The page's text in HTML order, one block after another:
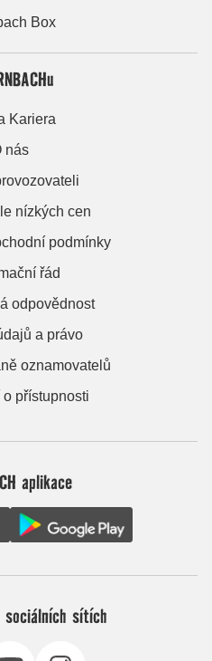
Box
Kariera
nás
nízkých cen
podmínky
řád
odpovědnost
a právo
oznamovatelů
přístupnosti
aplikace
sociálních sítích